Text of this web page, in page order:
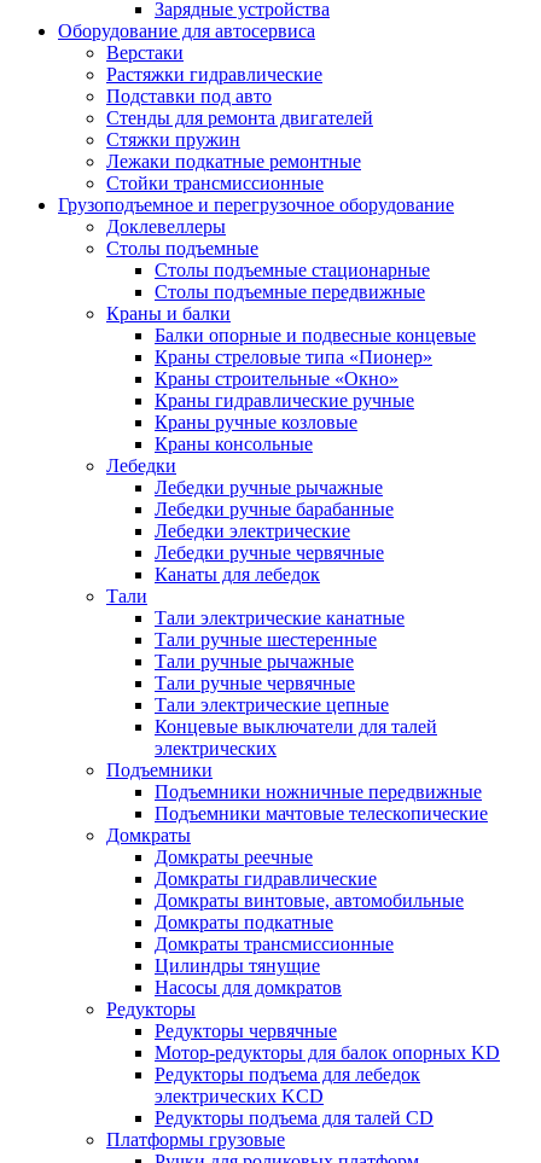
Зарядные устройства
Оборудование для автосервиса
Верстаки
Растяжки гидравлические
Подставки под авто
Стенды для ремонта двигателей
Стяжки пружин
Лежаки подкатные ремонтные
Стойки трансмиссионные
Грузоподъемное и перегрузочное оборудование
Доклевеллеры
Столы подъемные
Столы подъемные стационарные
Столы подъемные передвижные
Краны и балки
Балки опорные и подвесные концевые
Краны стреловые типа «Пионер»
Краны строительные «Окно»
Краны гидравлические ручные
Краны ручные козловые
Краны консольные
Лебедки
Лебедки ручные рычажные
Лебедки ручные барабанные
Лебедки электрические
Лебедки ручные червячные
Канаты для лебедок
Тали
Тали электрические канатные
Тали ручные шестеренные
Тали ручные рычажные
Тали ручные червячные
Тали электрические цепные
Концевые выключатели для талей
электрических
Подъемники
Подъемники ножничные передвижные
Подъемники мачтовые телескопические
Домкраты
Домкраты реечные
Домкраты гидравлические
Домкраты винтовые, автомобильные
Домкраты подкатные
Домкраты трансмиссионные
Цилиндры тянущие
Насосы для домкратов
Редукторы
Редукторы червячные
Мотор-редукторы для балок опорных KD
Редукторы подъема для лебедок
электрических KCD
Редукторы подъема для талей CD
Платформы грузовые